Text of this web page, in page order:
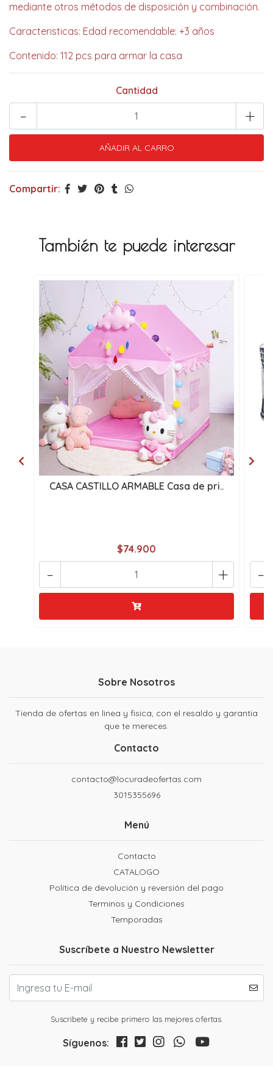
mediante otros métodos de disposición y combinación.
Caracteristicas: Edad recomendable: +3 años
Contenido: 112 pcs para armar la casa
Cantidad
+
-
Compartir:
También te puede interesar
CASA CASTILLO ARMABLE Casa de pri..
$74.900
+
- -
Sobre Nosotros
Tienda de ofertas en linea y fisica, con el resaldo y garantia
que te mereces.
Contacto
contacto@locuradeofertas.com
3015355696
Menú
Contacto
CATALOGO
Política de devolución y reversión del pago
Terminos y Condiciones
Temporadas
Suscríbete a Nuestro Newsletter
Suscribete y recibe primero las mejores ofertas.
Síguenos: